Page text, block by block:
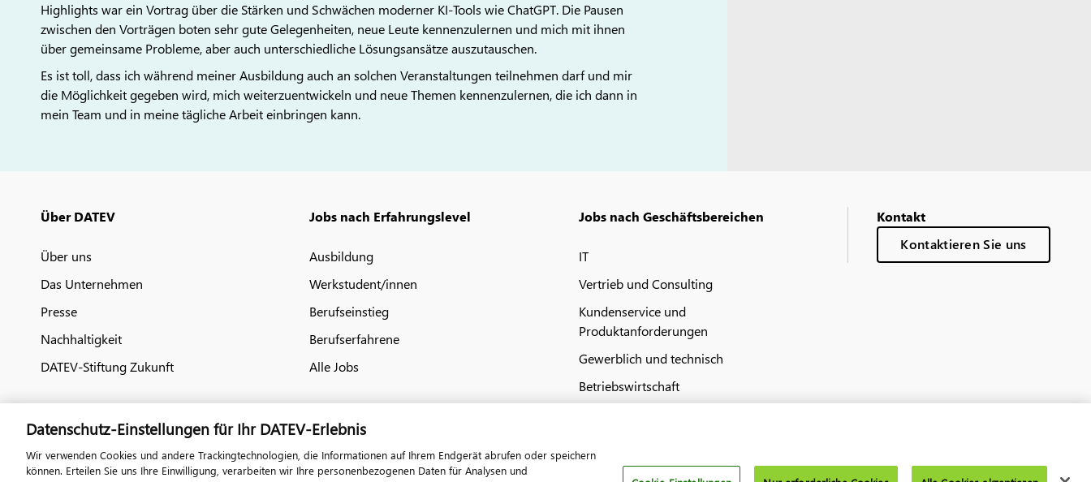
Highlights war ein Vortrag über die Stärken und Schwächen moderner KI-Tools wie ChatGPT. Die Pausen
zwischen den Vorträgen boten sehr gute Gelegenheiten, neue Leute kennenzulernen und mich mit ihnen
über gemeinsame Probleme, aber auch unterschiedliche Lösungsansätze auszutauschen.
Es ist toll, dass ich während meiner Ausbildung auch an solchen Veranstaltungen teilnehmen darf und mir
die Möglichkeit gegeben wird, mich weiterzuentwickeln und neue Themen kennenzulernen, die ich dann in
mein Team und in meine tägliche Arbeit einbringen kann.
Über DATEV
Über uns
Das Unternehmen
Presse
Nachhaltigkeit
DATEV-Stiftung Zukunft
Jobs nach Erfahrungslevel
Ausbildung
Werkstudent/innen
Berufseinstieg
Berufserfahrene
Alle Jobs
Jobs nach Geschäftsbereichen
IT
Vertrieb und Consulting
Kundenservice und
Produktanforderungen
Gewerblich und technisch
Betriebswirtschaft
Kontakt
Kontaktieren Sie uns
Datenschutz-Einstellungen für Ihr DATEV-Erlebnis
Wir verwenden Cookies und andere Trackingtechnologien, die Informationen auf Ihrem Endgerät abrufen oder speichern
können. Erteilen Sie uns Ihre Einwilligung, verarbeiten wir Ihre personenbezogenen Daten für Analysen und